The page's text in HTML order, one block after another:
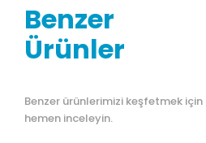
Benzer
Ürünler
Benzer ürünlerimizi keşfetmek için
hemen inceleyin.